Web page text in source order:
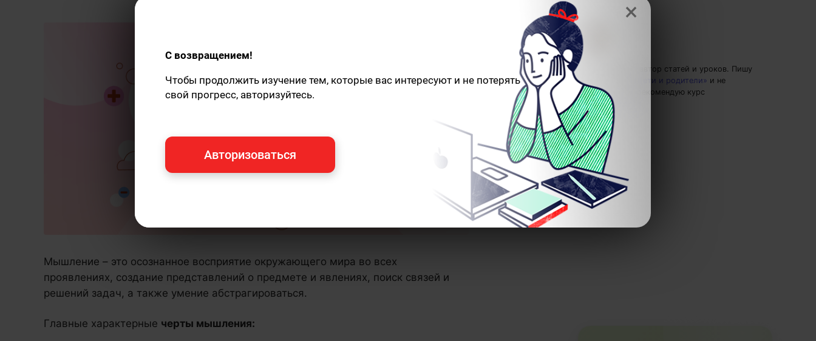
Надя Скокова — автор статей и уроков. Пишу
статьи по теме
«Дети и родители» и не
только, а также рекомендую курс
«Когнитивистика»
Мышление – это осознанное восприятие окружающего мира во всех
проявлениях, создание представлений о предмете и явлениях, поиск связей и
решений задач, а также умение абстрагироваться.
Главные характерные черты мышления:
×
С возвращением!
Чтобы продолжить изучение тем, которые вас интересуют и не потерять
свой прогресс, авторизуйтесь.
Авторизоваться